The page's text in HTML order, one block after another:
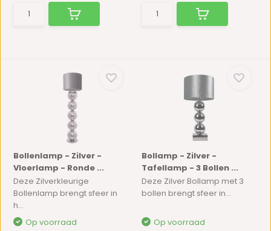
Bollenlamp - Zilver -
Vloerlamp - Ronde ...
Deze Zilverkleurige
Bollenlamp brengt sfeer in
h...
Op voorraad
Bollamp - Zilver -
Tafellamp - 3 Bollen ...
Deze Zilver Bollamp met 3
bollen brengt sfeer in...
Op voorraad